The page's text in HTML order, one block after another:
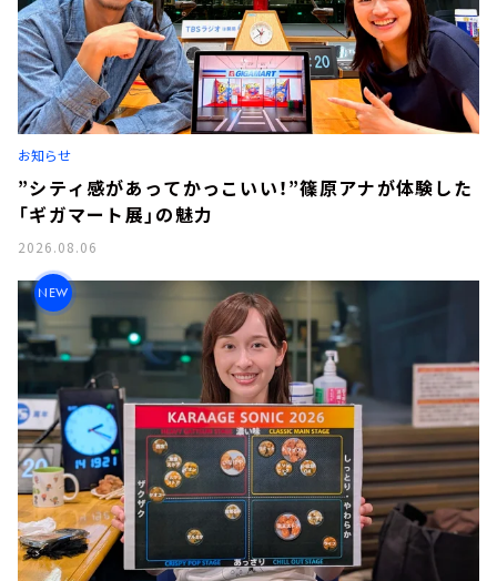
お知らせ
”シティ感があってかっこいい！”篠原アナが体験した
「ギガマート展」の魅力
2026.08.06
NEW